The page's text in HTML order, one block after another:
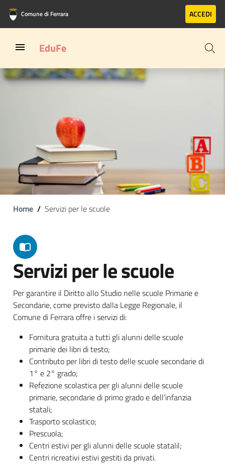
Vai al contenuto principale
Vai al footer
Comune di Ferrara ACCEDI
EduFe
Home Servizi per le scuole
Servizi per le scuole
Per garantire il Diritto allo Studio nelle scuole Primarie e
Secondarie, come previsto dalla Legge Regionale, il
Comune di Ferrara offre i servizi di:
Fornitura gratuita a tutti gli alunni delle scuole
primarie dei libri di testo;
Contributo per libri di testo delle scuole secondarie di
1° e 2° grado;
Refezione scolastica per gli alunni delle scuole
primarie, secondarie di primo grado e dell’infanzia
statali;
Trasporto scolastico;
Prescuola;
Centri estivi per gli alunni delle scuole statalil;
Centri ricreativi estivi gestiti da privati.